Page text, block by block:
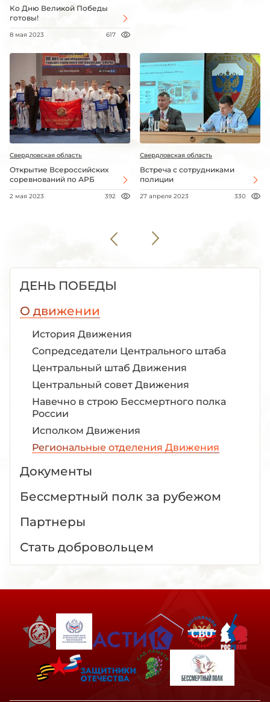
Ко Дню Великой Победы
готовы!
8 мая 2023 617
Свердловская область
Открытие Всероссийских
соревнований по АРБ
2 мая 2023 392
Свердловская область
Встреча с сотрудниками
полиции
27 апреля 2023 330
ДЕНЬ ПОБЕДЫ
О движении
История Движения
Сопредседатели Центрального штаба
Центральный штаб Движения
Центральный совет Движения
Навечно в строю Бессмертного полка
России
Исполком Движения
Региональные отделения Движения
Документы
Бессмертный полк за рубежом
Партнеры
Стать добровольцем